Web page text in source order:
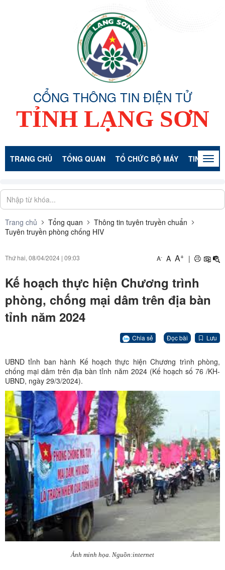
CỔNG THÔNG TIN ĐIỆN TỬ
TỈNH LẠNG SƠN
TRANG CHỦ TỔNG QUAN TỔ CHỨC BỘ MÁY TIN TỨC -
Trang chủ Tổng quan
Thông tin tuyên truyền chuẩn
Tuyên truyền phòng chống HIV
Thứ hai, 08/04/2024 | 09:03 A- A A+ |
Kế hoạch thực hiện Chương trình
phòng, chống mại dâm trên địa bàn
tỉnh năm 2024
Chia sẻ Đọc bài Lưu
UBND tỉnh ban hành Kế hoạch thực hiện Chương trình phòng,
chống mại dâm trên địa bàn tỉnh năm 2024 (Kế hoạch số 76 /KH-
UBND, ngày 29/3/2024).
Ảnh minh họa. Nguồn:internet